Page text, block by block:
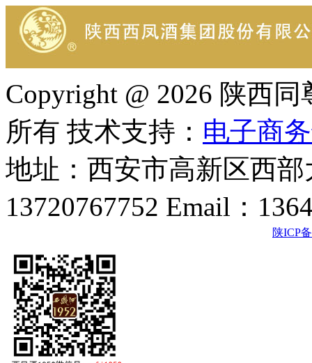
Copyright @ 2026 陕西
所有 技术支持： 电子商
地址：西安市高新区西
13720767752 Email：
陕ICP